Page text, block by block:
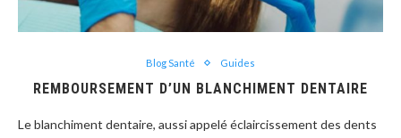
Blog Santé Guides
REMBOURSEMENT D’UN BLANCHIMENT DENTAIRE
Le blanchiment dentaire, aussi appelé éclaircissement des dents